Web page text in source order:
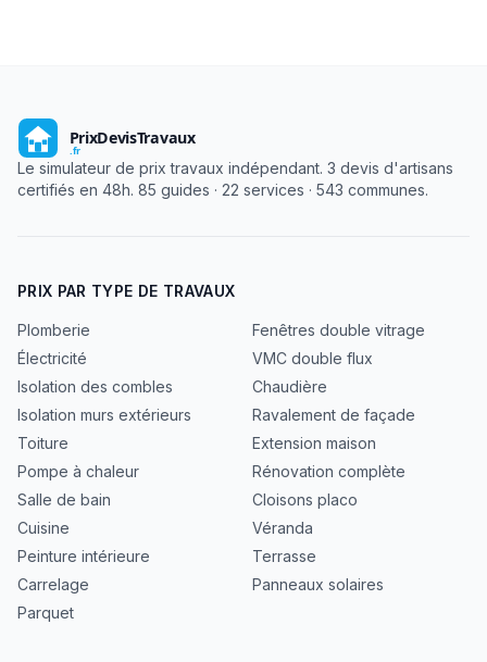
Le simulateur de prix travaux indépendant. 3 devis d'artisans
certifiés en 48h. 85 guides · 22 services · 543 communes.
PRIX PAR TYPE DE TRAVAUX
Plomberie
Électricité
Isolation des combles
Isolation murs extérieurs
Toiture
Pompe à chaleur
Salle de bain
Cuisine
Peinture intérieure
Carrelage
Parquet
Fenêtres double vitrage
VMC double flux
Chaudière
Ravalement de façade
Extension maison
Rénovation complète
Cloisons placo
Véranda
Terrasse
Panneaux solaires